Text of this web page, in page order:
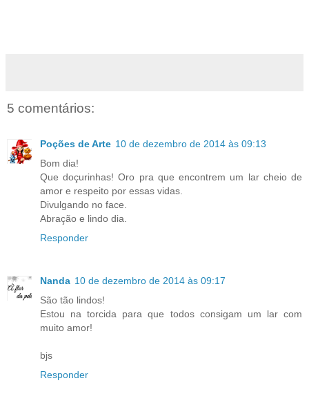
5 comentários:
Poções de Arte 10 de dezembro de 2014 às 09:13
Bom dia!
Que doçurinhas! Oro pra que encontrem um lar cheio de
amor e respeito por essas vidas.
Divulgando no face.
Abração e lindo dia.
Responder
Nanda 10 de dezembro de 2014 às 09:17
São tão lindos!
Estou na torcida para que todos consigam um lar com
muito amor!
bjs
Responder